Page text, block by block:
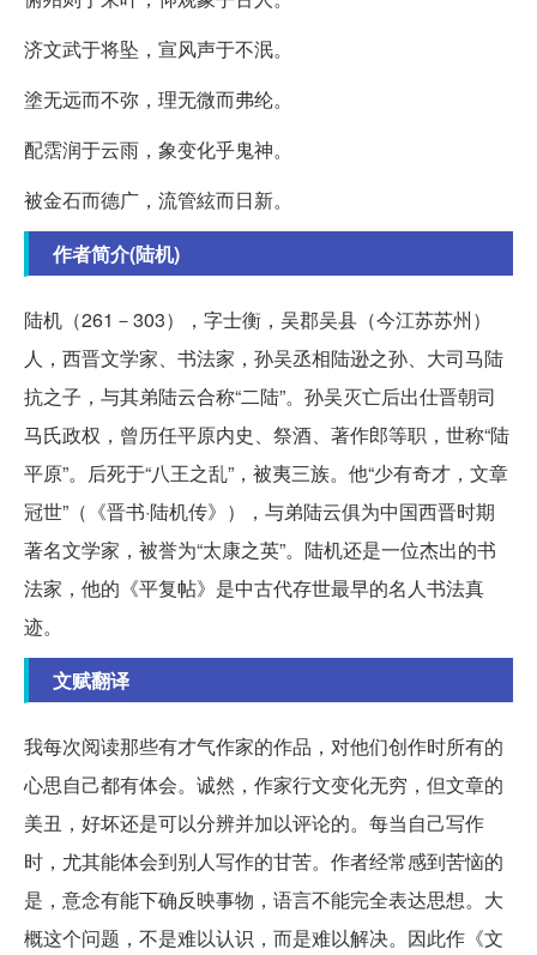
济文武于将坠，宣风声于不泯。
塗无远而不弥，理无微而弗纶。
配霑润于云雨，象变化乎鬼神。
被金石而德广，流管絃而日新。
作者简介(陆机)
陆机（261－303），字士衡，吴郡吴县（今江苏苏州）
人，西晋文学家、书法家，孙吴丞相陆逊之孙、大司马陆
抗之子，与其弟陆云合称“二陆”。孙吴灭亡后出仕晋朝司
马氏政权，曾历任平原内史、祭酒、著作郎等职，世称“陆
平原”。后死于“八王之乱”，被夷三族。他“少有奇才，文章
冠世”（《晋书·陆机传》），与弟陆云俱为中国西晋时期
著名文学家，被誉为“太康之英”。陆机还是一位杰出的书
法家，他的《平复帖》是中古代存世最早的名人书法真
迹。
文赋翻译
我每次阅读那些有才气作家的作品，对他们创作时所有的
心思自己都有体会。诚然，作家行文变化无穷，但文章的
美丑，好坏还是可以分辨并加以评论的。每当自己写作
时，尤其能体会到别人写作的甘苦。作者经常感到苦恼的
是，意念有能下确反映事物，语言不能完全表达思想。大
概这个问题，不是难以认识，而是难以解决。因此作《文